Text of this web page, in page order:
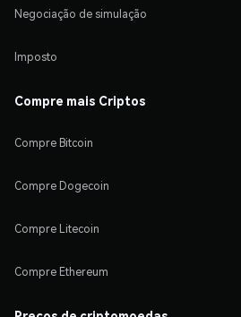
Negociação de simulação
Imposto
Compre mais Criptos
Compre Bitcoin
Compre Dogecoin
Compre Litecoin
Compre Ethereum